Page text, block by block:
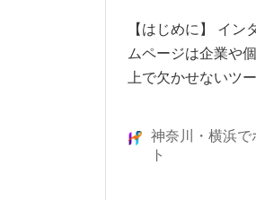
【はじめに】 イ
ムページは企業や
上で欠かせないツ
神奈川・横浜で
ト